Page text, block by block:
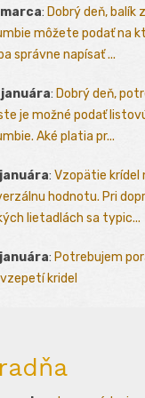
: Dobrý deň, balík
môžete podať na
správne napísať ...
: Dobrý deň,
je možné podať
Aké platia pr...
: Vzopätie krídel
hodnotu. Pri
lietadlách sa typic...
: Potrebujem
kridel